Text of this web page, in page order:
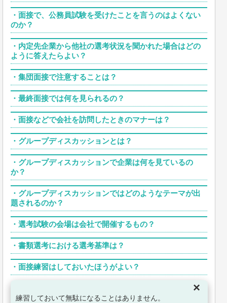
・ 面接で、公務員試験を受けたことを言うのはよくない
のか？
・ 内定先企業から他社の選考状況を聞かれた場合はどの
ように答えたらよい？
・ 集団面接で注意することは？
・ 最終面接では何を見られるの？
・ 面接などで会社を訪問したときのマナーは？
・ グループディスカッションとは？
・ グループディスカッションで企業は何を見ているの
か？
・ グループディスカッションではどのようなテーマが出
題されるのか？
・ 選考試験の会場は会社で開催するもの？
・ 書類選考における選考基準は？
・ 面接練習はしておいたほうがよい？
×
練習しておいて無駄になることはありません。